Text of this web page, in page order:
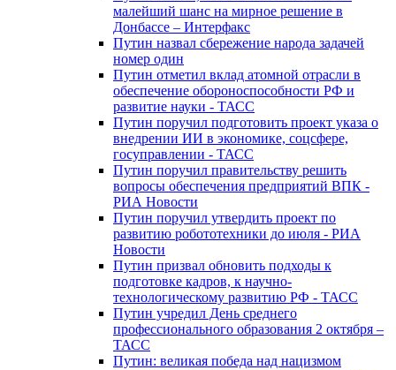
малейший шанс на мирное решение в
Донбассе – Интерфакс
Путин назвал сбережение народа задачей
номер один
Путин отметил вклад атомной отрасли в
обеспечение обороноспособности РФ и
развитие науки - ТАСС
Путин поручил подготовить проект указа о
внедрении ИИ в экономике, соцсфере,
госуправлении - ТАСС
Путин поручил правительству решить
вопросы обеспечения предприятий ВПК -
РИА Новости
Путин поручил утвердить проект по
развитию робототехники до июля - РИА
Новости
Путин призвал обновить подходы к
подготовке кадров, к научно-
технологическому развитию РФ - ТАСС
Путин учредил День среднего
профессионального образования 2 октября –
ТАСС
Путин: великая победа над нацизмом